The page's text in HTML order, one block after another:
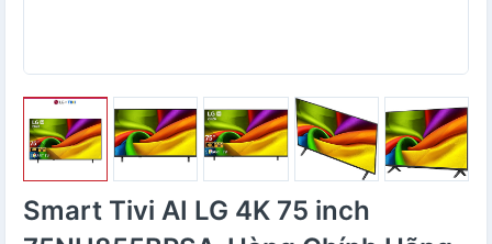
Smart Tivi AI LG 4K 75 inch